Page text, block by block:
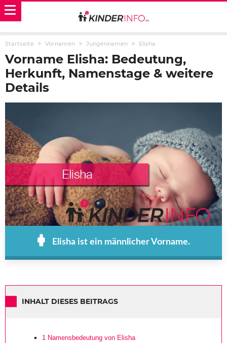
Startseite Vornamen Jungennamen Elisha
Vorname Elisha: Bedeutung,
Herkunft, Namenstage & weitere
Details
Elisha ist ein männlicher Vorname.
INHALT DIESES BEITRAGS
1 Namensbedeutung von Elisha